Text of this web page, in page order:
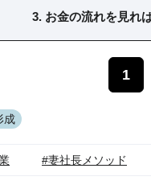
3. お金の流れを見れ
1
成
#妻社長メソッド